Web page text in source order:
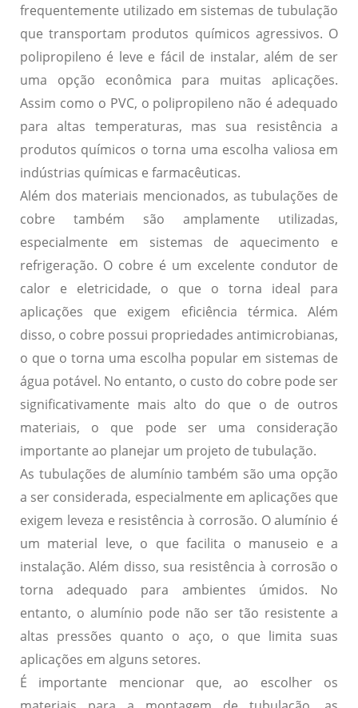
frequentemente utilizado em sistemas de tubulação
que transportam produtos químicos agressivos. O
polipropileno é leve e fácil de instalar, além de ser
uma opção econômica para muitas aplicações.
Assim como o PVC, o polipropileno não é adequado
para altas temperaturas, mas sua resistência a
produtos químicos o torna uma escolha valiosa em
indústrias químicas e farmacêuticas.
Além dos materiais mencionados, as tubulações de
cobre também são amplamente utilizadas,
especialmente em sistemas de aquecimento e
refrigeração. O cobre é um excelente condutor de
calor e eletricidade, o que o torna ideal para
aplicações que exigem eficiência térmica. Além
disso, o cobre possui propriedades antimicrobianas,
o que o torna uma escolha popular em sistemas de
água potável. No entanto, o custo do cobre pode ser
significativamente mais alto do que o de outros
materiais, o que pode ser uma consideração
importante ao planejar um projeto de tubulação.
As tubulações de alumínio também são uma opção
a ser considerada, especialmente em aplicações que
exigem leveza e resistência à corrosão. O alumínio é
um material leve, o que facilita o manuseio e a
instalação. Além disso, sua resistência à corrosão o
torna adequado para ambientes úmidos. No
entanto, o alumínio pode não ser tão resistente a
altas pressões quanto o aço, o que limita suas
aplicações em alguns setores.
É importante mencionar que, ao escolher os